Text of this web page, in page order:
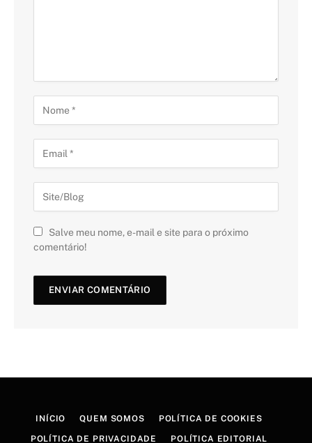
Salve meu nome, e-mail e site para o próximo
comentário!
INÍCIO QUEM SOMOS POLÍTICA DE COOKIES
POLÍTICA DE PRIVACIDADE POLÍTICA EDITORIAL